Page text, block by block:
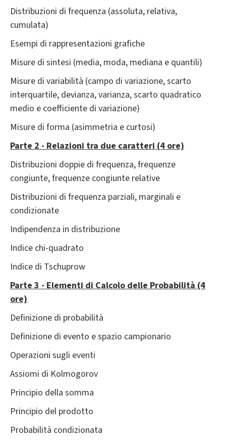
Distribuzioni di frequenza (assoluta, relativa,
cumulata)
Esempi di rappresentazioni grafiche
Misure di sintesi (media, moda, mediana e quantili)
Misure di variabilità (campo di variazione, scarto
interquartile, devianza, varianza, scarto quadratico
medio e coefficiente di variazione)
Misure di forma (asimmetria e curtosi)
Parte 2 - Relazioni tra due caratteri (4 ore)
Distribuzioni doppie di frequenza, frequenze
congiunte, frequenze congiunte relative
Distribuzioni di frequenza parziali, marginali e
condizionate
Indipendenza in distribuzione
Indice chi-quadrato
Indice di Tschuprow
Parte 3 - Elementi di Calcolo delle Probabilità (4
ore)
Definizione di probabilità
Definizione di evento e spazio campionario
Operazioni sugli eventi
Assiomi di Kolmogorov
Principio della somma
Principio del prodotto
Probabilità condizionata